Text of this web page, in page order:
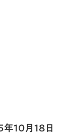
10月18日